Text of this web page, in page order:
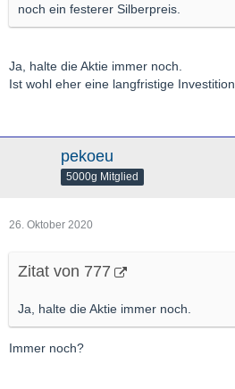
noch ein festerer Silberpreis.
Ja, halte die Aktie immer noch.
Ist wohl eher eine langfristige Investition.
pekoeu
5000g Mitglied
26. Oktober 2020
Zitat von 777
Ja, halte die Aktie immer noch.
Immer noch?